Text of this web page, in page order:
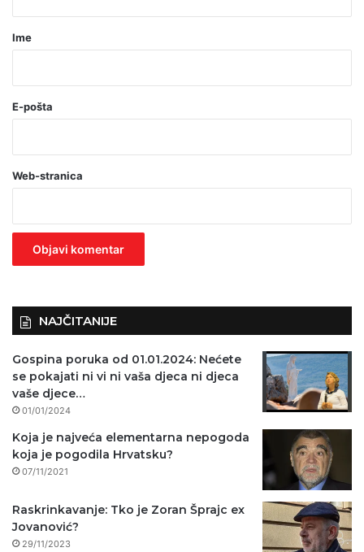
r
o
a
v
z
Ime
E-pošta
Web-stranica
NAJČITANIJE
Gospina poruka od 01.01.2024: Nećete
se pokajati ni vi ni vaša djeca ni djeca
vaše djece…
01/01/2024
Koja je najveća elementarna nepogoda
koja je pogodila Hrvatsku?
07/11/2021
Raskrinkavanje: Tko je Zoran Šprajc ex
Jovanović?
29/11/2023